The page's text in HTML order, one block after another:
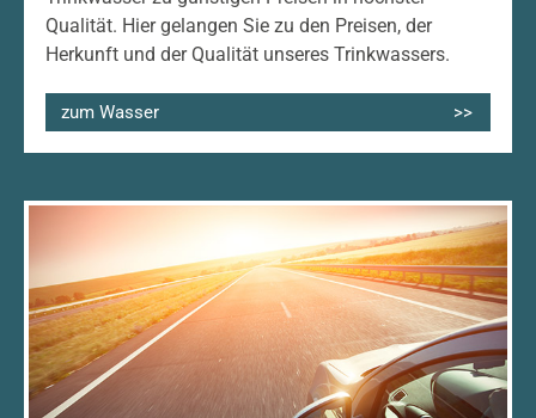
Qualität. Hier gelangen Sie zu den Preisen, der
Herkunft und der Qualität unseres Trinkwassers.
zum Wasser